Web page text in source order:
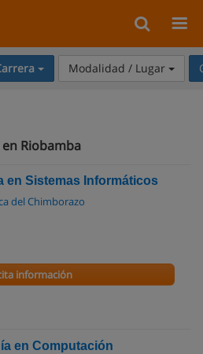
Modalidad / Lugar
Riobamba
en Sistemas Informáticos
del Chimborazo
información
en Computación